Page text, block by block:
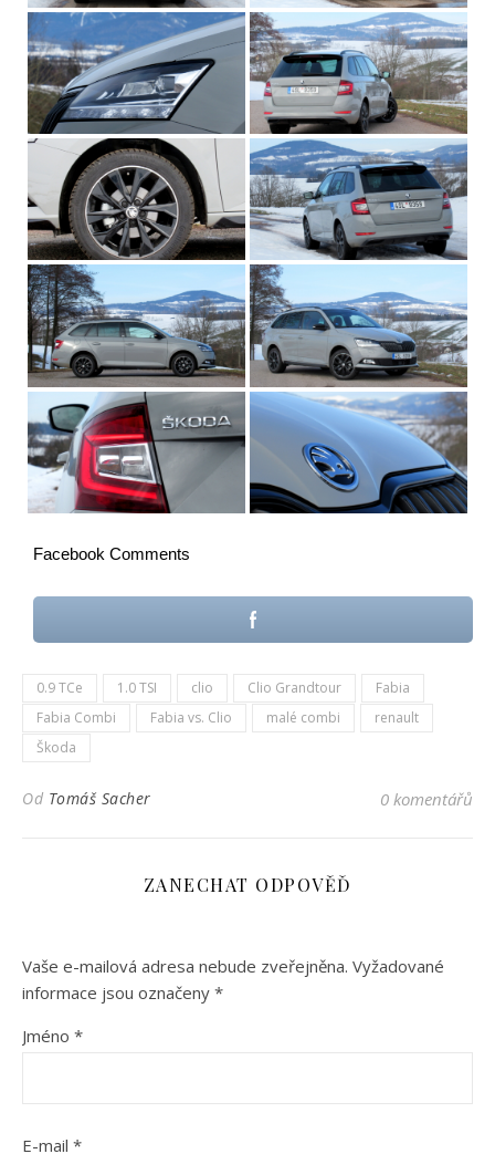
Facebook Comments
0.9 TCe 1.0 TSI clio Clio Grandtour
Fabia
Fabia Combi
Fabia vs. Clio malé combi
renault
Škoda
Od Tomáš Sacher 0 komentářů
ZANECHAT ODPOVĚĎ
Vaše e-mailová adresa nebude zveřejněna. Vyžadované
informace jsou označeny *
Jméno *
E-mail *